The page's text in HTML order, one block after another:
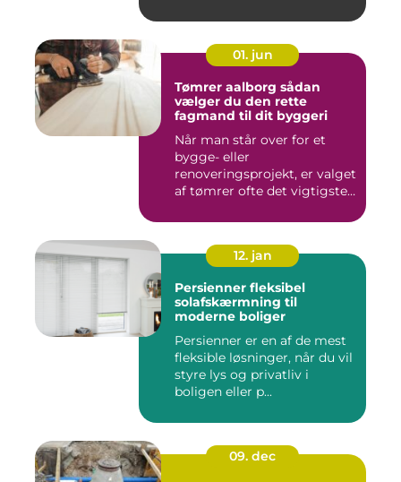
01. jun
Tømrer aalborg sådan
vælger du den rette
fagmand til dit byggeri
Når man står over for et
bygge- eller
renoveringsprojekt, er valget
af tømrer ofte det vigtigste
12. jan
Persienner fleksibel
solafskærmning til
moderne boliger
Persienner er en af de mest
fleksible løsninger, når du vil
styre lys og privatliv i
boligen eller p...
09. dec